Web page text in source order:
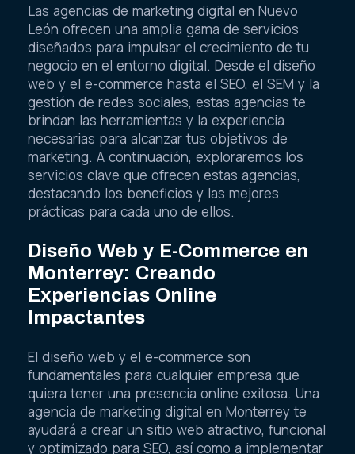
Las agencias de marketing digital en Nuevo
León ofrecen una amplia gama de servicios
diseñados para impulsar el crecimiento de tu
negocio en el entorno digital. Desde el diseño
web y el e-commerce hasta el SEO, el SEM y la
gestión de redes sociales, estas agencias te
brindan las herramientas y la experiencia
necesarias para alcanzar tus objetivos de
marketing. A continuación, exploraremos los
servicios clave que ofrecen estas agencias,
destacando los beneficios y las mejores
prácticas para cada uno de ellos.
Diseño Web y E-Commerce en
Monterrey: Creando
Experiencias Online
Impactantes
El diseño web y el e-commerce son
fundamentales para cualquier empresa que
quiera tener una presencia online exitosa. Una
agencia de marketing digital en Monterrey te
ayudará a crear un sitio web atractivo, funcional
y optimizado para SEO, así como a implementar